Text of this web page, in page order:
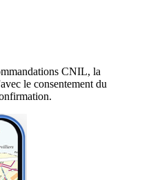
CNIL, la
le consentement du